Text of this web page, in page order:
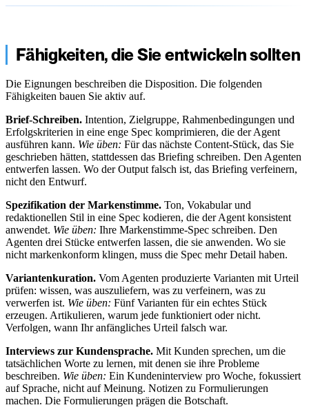
Fähigkeiten, die Sie entwickeln sollten
Die Eignungen beschreiben die Disposition. Die folgenden
Fähigkeiten bauen Sie aktiv auf.
Brief-Schreiben. Intention, Zielgruppe, Rahmenbedingungen und
Erfolgskriterien in eine enge Spec komprimieren, die der Agent
ausführen kann. Wie üben: Für das nächste Content-Stück, das Sie
geschrieben hätten, stattdessen das Briefing schreiben. Den Agenten
entwerfen lassen. Wo der Output falsch ist, das Briefing verfeinern,
nicht den Entwurf.
Spezifikation der Markenstimme. Ton, Vokabular und
redaktionellen Stil in eine Spec kodieren, die der Agent konsistent
anwendet. Wie üben: Ihre Markenstimme-Spec schreiben. Den
Agenten drei Stücke entwerfen lassen, die sie anwenden. Wo sie
nicht markenkonform klingen, muss die Spec mehr Detail haben.
Variantenkuration. Vom Agenten produzierte Varianten mit Urteil
prüfen: wissen, was auszuliefern, was zu verfeinern, was zu
verwerfen ist. Wie üben: Fünf Varianten für ein echtes Stück
erzeugen. Artikulieren, warum jede funktioniert oder nicht.
Verfolgen, wann Ihr anfängliches Urteil falsch war.
Interviews zur Kundensprache. Mit Kunden sprechen, um die
tatsächlichen Worte zu lernen, mit denen sie ihre Probleme
beschreiben. Wie üben: Ein Kundeninterview pro Woche, fokussiert
auf Sprache, nicht auf Meinung. Notizen zu Formulierungen
machen. Die Formulierungen prägen die Botschaft.